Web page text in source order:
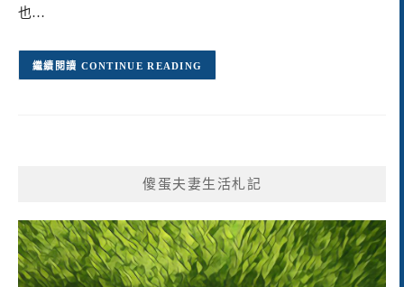
也…
CONTINUE READING
傻蛋夫妻生活札記